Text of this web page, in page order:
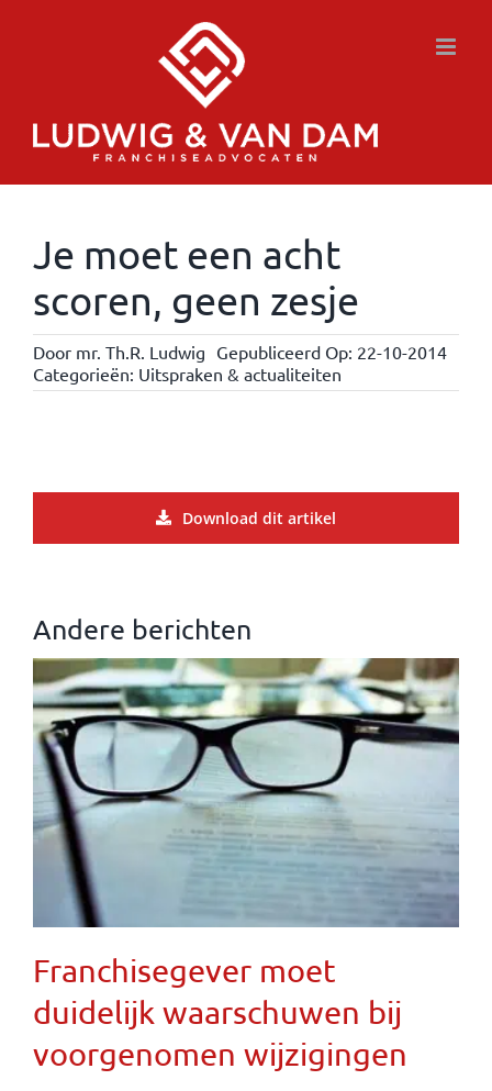
Je moet een acht
scoren, geen zesje
Door mr. Th.R. Ludwig Gepubliceerd Op: 22-10-2014
Categorieën: Uitspraken & actualiteiten
Download dit artikel
Andere berichten
Franchisegever moet
duidelijk waarschuwen bij
voorgenomen wijzigingen